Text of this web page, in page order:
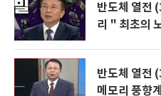
반도체 열전
리 " 최초의
반도체 열전
메모리 풍향